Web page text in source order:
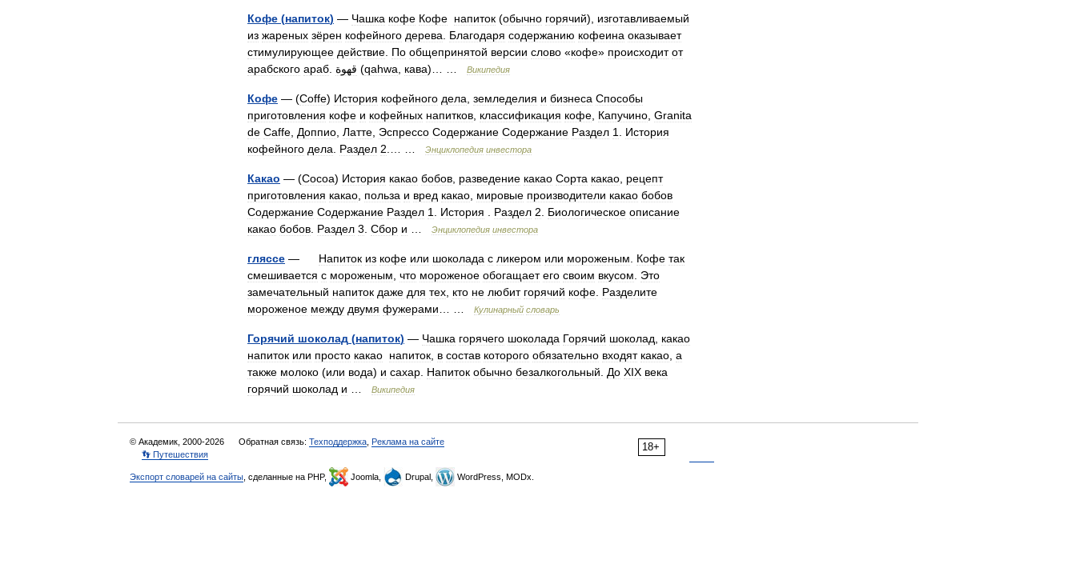
Кофе (напиток) — Чашка кофе Кофе напиток (обычно горячий), изготавливаемый
из жареных зёрен кофейного дерева Благодаря содержанию кофеина оказывает
стимулирующее действие По общепринятой версии слово «кофе» происходит от
арабского араб (qahwa кава)… … Википедия
Кофе — (Coffe) История кофейного дела земледелия и бизнеса Cпособы
приготовления кофе и кофейных напитков классификация кофе Капучино Granita
de Caffe Доппио Латте Эспрессо Содержание Содержание Раздел 1
История
кофейного дела Раздел 2 Энциклопедия инвестора
Какао — (Cocoa) История какао бобов разведение какао Сорта какао рецепт
приготовления какао польза и вред какао мировые производители какао бобов
Содержание Содержание Раздел 1 История Раздел 2 Биологическое описание
какао бобов Раздел 3 Сбор и Энциклопедия инвестора
гляссе — Напиток из кофе или шоколада с ликером или мороженым Кофе так
смешивается с мороженым что мороженое обогащает его своим вкусом
Это
замечательный напиток даже для тех кто не любит горячий кофе Разделите
мороженое между двумя фужерами Кулинарный словарь
Горячий шоколад (напиток) — Чашка горячего шоколада Горячий шоколад
какао
напиток или просто какао напиток в состав которого обязательно входят какао а
также молоко (или вода) и сахар Напиток обычно безалкогольный До XIX века
горячий шоколад и Википедия
18+
© Академик, 2000-2026 Обратная связь: Техподдержка Реклама на сайте
👣 Путешествия
Экспорт словарей на сайты , сделанные на PHP, Joomla, Drupal, WordPress, MODx.